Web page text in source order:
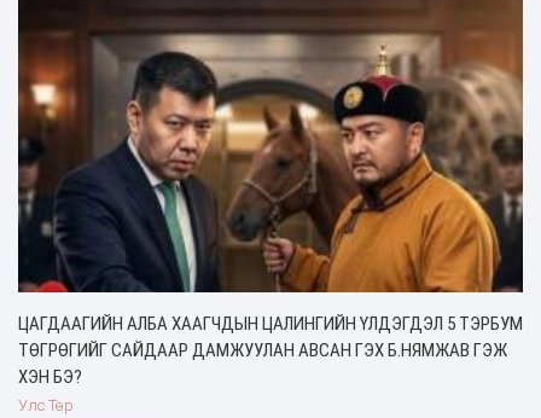
ЦАГДААГИЙН АЛБА ХААГЧДЫН ЦАЛИНГИЙН ҮЛДЭГДЭЛ 5 ТЭРБУМ
ТӨГРӨГИЙГ САЙДААР ДАМЖУУЛАН АВСАН ГЭХ Б.НЯМЖАВ ГЭЖ
ХЭН БЭ?
Улс Төр